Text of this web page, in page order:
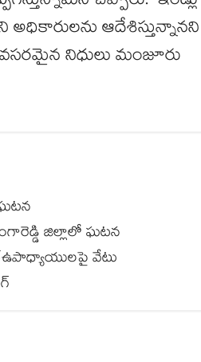
ఆదేశిస్తున్నానని
నిధులు మంజూరు
జిల్లాలో ఘటన
వేటు